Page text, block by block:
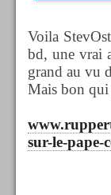
Voila
bd, une vrai
grand au vu
Mais bon qui
sur-le-pape-